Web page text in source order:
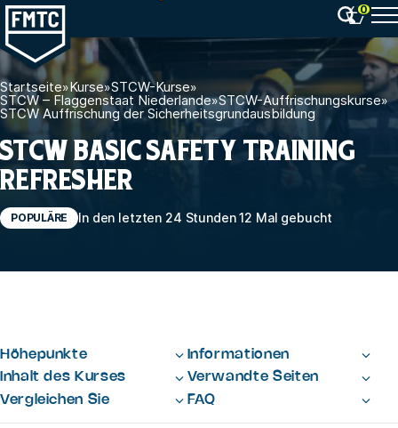
0
Startseite»Kurse»STCW-Kurse»
STCW – Flaggenstaat Niederlande»STCW-Auffrischungskurse»
STCW Auffrischung der Sicherheitsgrundausbildung
STCW BASIC SAFETY TRAINING
REFRESHER
POPULÄRE In den letzten 24 Stunden 12 Mal gebucht
Höhepunkte
Informationen
Inhalt des Kurses
Verwandte Seiten
Vergleichen Sie
FAQ